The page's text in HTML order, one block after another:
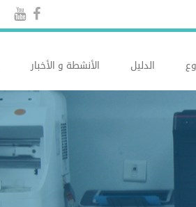
الدليل الأنشطة و الأخبار